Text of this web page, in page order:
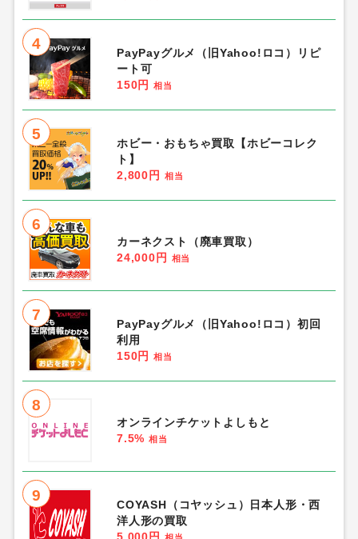
4
PayPayグルメ（旧Yahoo!ロコ）リピ
ート可
150円
相当
5
ホビー・おもちゃ買取【ホビーコレク
ト】
2,800円
相当
6
カーネクスト（廃車買取）
24,000円
相当
7
PayPayグルメ（旧Yahoo!ロコ）初回
利用
150円
相当
8
オンラインチケットよしもと
7.5% 相当
9
COYASH（コヤッシュ）日本人形・西
洋人形の買取